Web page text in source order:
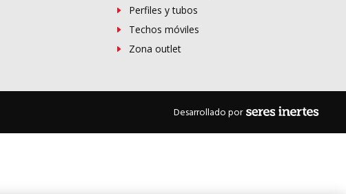
Perfiles y tubos
Techos móviles
Zona outlet
Desarrollado por